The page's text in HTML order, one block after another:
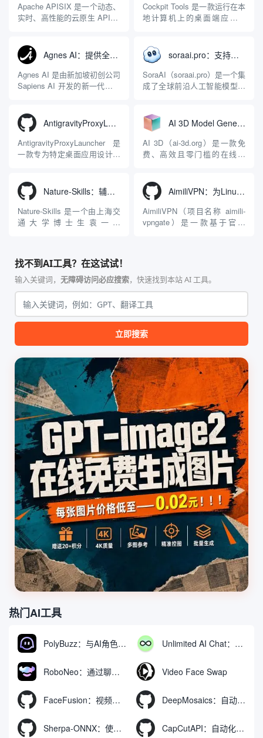
Apache APISIX 是一个动态、
实时、高性能的云原生 API 网
LuaJIT 构建，并在 2019 年作
为顶级开源项目捐赠给
Apache 软件基金会。APISIX
彻底摒...
Cockpit Tools 是一款运行在本
地计算机上的桌面端应用程
程助手的账号与运行环境而设
计。它目前支持包括
Antigravity IDE、Codex、
GitHub Copilo...
Agnes AI：提供全模态模型免费API、支持图文视频生成与复杂工程执行的智能体平台
Agnes AI 是由新加坡初创公司
Sapiens AI 开发的新一代多模
限制，提供集文本、图像、视
频生成于一体的“全模态”大模
型能力。平台的核心产品矩阵
包括主打自动化工作流的
soraai.pro：支持多模型文字转视频和图像生成的在线创作工具
SoraAI（soraai.pro）是一个集
成了全球前沿人工智能模型的
者、营销人员及广大用户提供
一站式、开箱即用的视觉内容
生成解决方案。网站的核心优
势在于其强大的多模型聚合能
AntigravityProxyLauncher：免TUN全局代理使用Antigravity IDE
AntigravityProxyLauncher 是
一款专为特定桌面应用设计的
Windows 平台。当用户使用桌
面版 Gemini 客户端或
Antigravity IDE ...
AI 3D Model Generator：通过文本和图像快速生成3D模型的在线工具
AI 3D（ai-3d.org）是一款免
费、高效且零门槛的在线AI
动Seed 3D两大行业领先的AI
模型架构，致力于帮助用户无
需掌握复杂的3D拓扑知识或昂
贵的专业软件，即可在...
Nature-Skills：辅助撰写学术论文和绘制科研图表的智能体插件
Nature-Skills 是一个由上海交
通大学博士生袁一哲
合，专为顶级学术期刊（如
Nature、Science、Cell 等）
的论文撰写与发表流程设计。
该工具集以智能体插...
AimiliVPN：为Linux提供纯净出站家庭IP的VPN代理网关
AimiliVPN（项目名称 aimili-
vpngate）是一款基于官方
纯 Python 标准库编写，用户
无需安装...
找不到AI工具？在这试试！
输入关键词， 无障碍访问必应搜索，快速找到本站 AI 工具。
立即搜索
热门AI工具
PolyBuzz：与AI角色互动的免费聊天与角色扮演平台 Unlimited AI Chat：免费无限制的AI聊天工具
RoboNeo：通过聊天生成和编辑视频与图像的AI工具 Video Face Swap
FaceFusion：视频换脸增强工具|语音同步视频嘴型动作 DeepMosaics：自动去除图像和视频中的马赛克，或向其添加马赛克
Sherpa-ONNX：使用ONNXRuntime实现离线语音识别和合成 CapCutAPI：自动化控制CapCut视频剪辑的开源工具